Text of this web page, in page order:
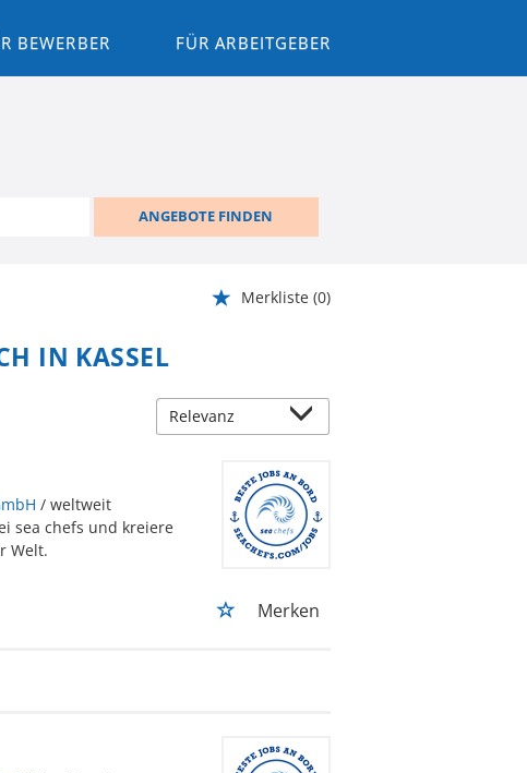
BEWERBER FÜR ARBEITGEBER
ANGEBOTE FINDEN
Merkliste (0)
IN KASSEL
/ weltweit
sea chefs und kreiere
Welt.
Merken